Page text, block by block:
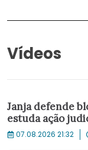
Vídeos
Janja defende
estuda ação
07.08.2026 21:32